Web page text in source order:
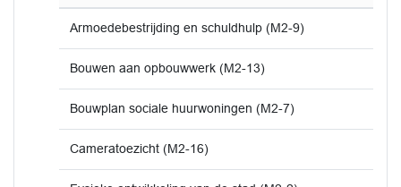
Armoedebestrijding en schuldhulp (M2-9)
Bouwen aan opbouwwerk (M2-13)
Bouwplan sociale huurwoningen (M2-7)
Cameratoezicht (M2-16)